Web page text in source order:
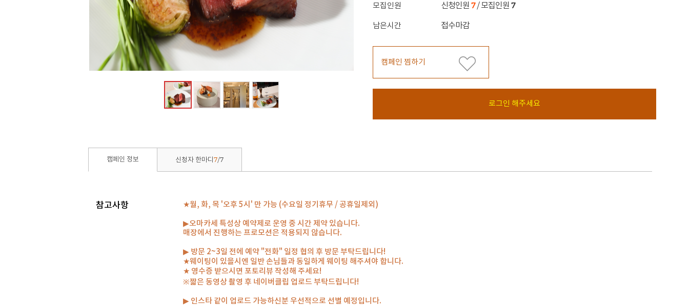
모집인원 신청인원 7/ 모집인원 7
남은시간 접수마감
캠페인 찜하기
로그인 해주세요
캠페인 정보 신청자 한마디 7/7
참고사항 ★월, 화, 목 '오후 5시' 만 가능 (수요일 정기휴무 / 공휴일제외)
▶오마카세 특성상 예약제로 운영 중 시간 제약 있습니다.
매장에서 진행하는 프로모션은 적용되지 않습니다.
▶ 방문 2~3일 전에 예약 "전화" 일정 협의 후 방문 부탁드립니다!
★웨이팅이 있을시엔 일반 손님들과 동일하게 웨이팅 해주셔야 합니다.
★ 영수증 받으시면 포토리뷰 작성해 주세요!
※짧은 동영상 촬영 후 네이버클립 업로드 부탁드립니다!
▶ 인스타 같이 업로드 가능하신분 우선적으로 선별 예정입니다.